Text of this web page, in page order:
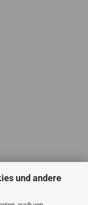
und andere